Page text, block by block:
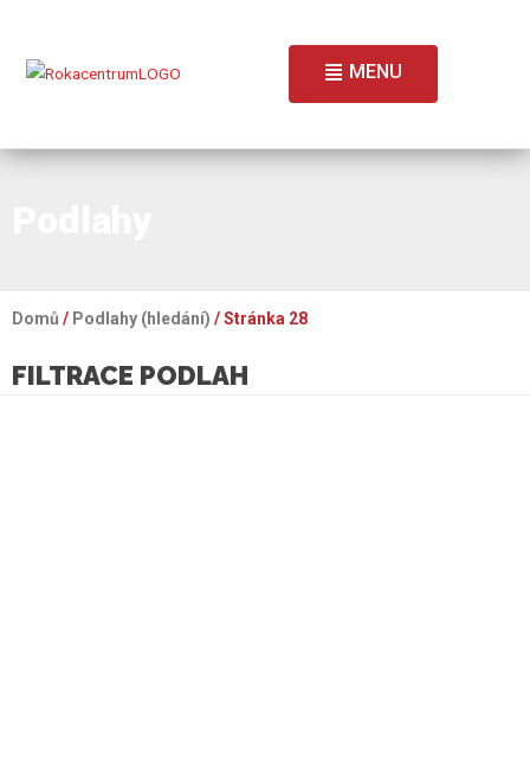
MENU
Domů / Podlahy (hledání) / Stránka 28
FILTRACE PODLAH